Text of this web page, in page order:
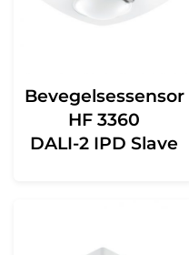
Bevegelsessensor
HF 3360
DALI-2 IPD Slave